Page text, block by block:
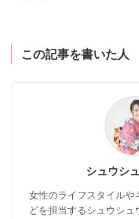
この記事を書いた人
シュウシ
女性のライフスタイルや
どを担当するシュウシ